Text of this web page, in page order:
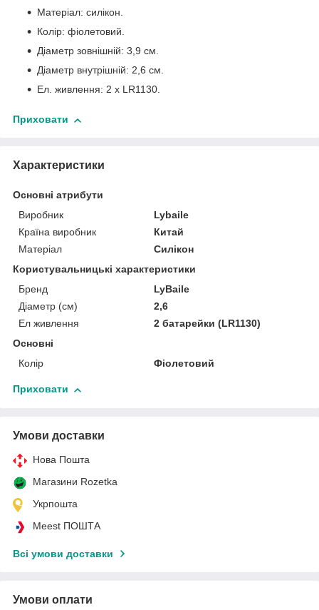
Матеріал: силікон.
Колір: фіолетовий.
Діаметр зовнішній: 3,9 см.
Діаметр внутрішній: 2,6 см.
Ел. живлення: 2 х LR1130.
Приховати
Характеристики
Основні атрибути
Виробник
Lybaile
Країна виробник
Китай
Матеріал
Силікон
Користувальницькі характеристики
Бренд
LyBaile
Діаметр (см)
2,6
Ел живлення
2 батарейки (LR1130)
Основні
Колір
Фіолетовий
Приховати
Умови доставки
Нова Пошта
Магазини Rozetka
Укрпошта
Meest ПОШТА
Всі умови доставки
Умови оплати